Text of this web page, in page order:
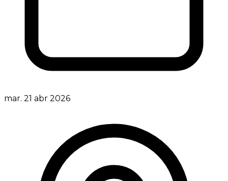
mar. 21 abr 2026